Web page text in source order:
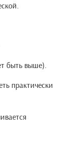
быть выше).
практически